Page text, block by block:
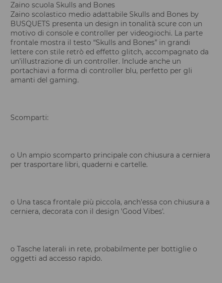
Zaino scuola Skulls and Bones
Zaino scolastico medio adattabile Skulls and Bones by
BUSQUETS presenta un design in tonalità scure con un
motivo di console e controller per videogiochi. La parte
frontale mostra il testo “Skulls and Bones” in grandi
lettere con stile retrò ed effetto glitch, accompagnato da
un’illustrazione di un controller. Include anche un
portachiavi a forma di controller blu, perfetto per gli
amanti del gaming.
Scomparti:
o Un ampio scomparto principale con chiusura a cerniera
per trasportare libri, quaderni e cartelle.
o Una tasca frontale più piccola, anch'essa con chiusura a
cerniera, decorata con il design 'Good Vibes'.
o Tasche laterali in rete, probabilmente per bottiglie o
oggetti ad accesso rapido.